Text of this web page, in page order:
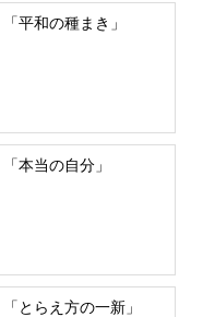
光のメッセージ 「平和の種まき」
光のメッセージ 「本当の自分」
光のメッセージ 「とらえ方の一新」